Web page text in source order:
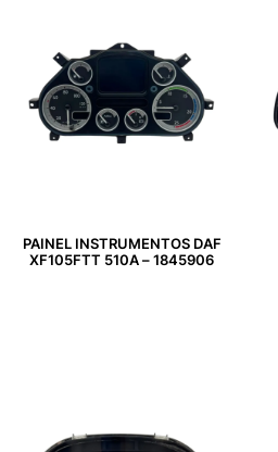
PAINEL INSTRUMENTOS DAF
XF105FTT 510A – 1845906